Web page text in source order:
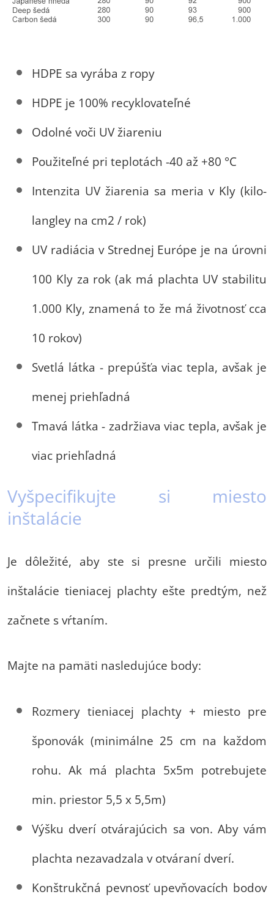
HDPE sa vyrába z ropy
HDPE je 100% recyklovateľné
Odolné voči UV žiareniu
Použiteľné pri teplotách -40 až +80 °C
Intenzita UV žiarenia sa meria v Kly (kilo-
langley na cm2 / rok)
UV radiácia v Strednej Európe je na úrovni
100 Kly za rok (ak má plachta UV stabilitu
1.000 Kly, znamená to že má životnosť cca
10 rokov)
Svetlá látka - prepúšťa viac tepla, avšak je
menej priehľadná
Tmavá látka - zadržiava viac tepla, avšak je
viac priehľadná
Vyšpecifikujte si miesto
inštalácie
Je dôležité, aby ste si presne určili miesto
inštalácie tieniacej plachty ešte predtým, než
začnete s vŕtaním.
Majte na pamäti nasledujúce body:
Rozmery tieniacej plachty + miesto pre
šponovák (minimálne 25 cm na každom
rohu. Ak má plachta 5x5m potrebujete
min. priestor 5,5 x 5,5m)
Výšku dverí otvárajúcich sa von. Aby vám
plachta nezavadzala v otváraní dverí.
Konštrukčná pevnosť upevňovacích bodov